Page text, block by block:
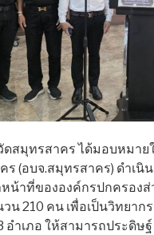
ดสมุทรสาคร ได้มอบหมา
ร (อบจ.สมุทรสาคร) ดำเ
หน้าที่ขององค์กรปกครอง
วน 210 คน เพื่อเป็นวิทยา
อำเภอ ให้สามารถประดิษ